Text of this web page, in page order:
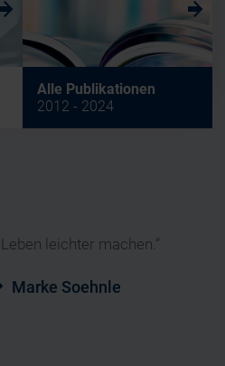
Alle Publikationen
2012 - 2024
w
leichter machen.“
Marke Soehnle